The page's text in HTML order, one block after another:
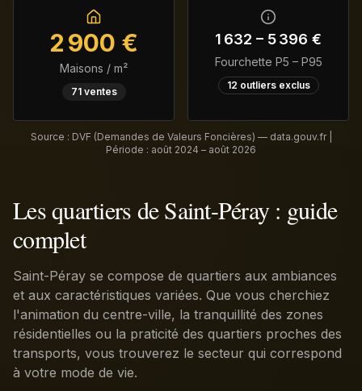
2 900 €
Maisons / m²
71ventes
1 632 – 5 396 €
Fourchette P5 – P95
12 outliers exclus
Source : DVF (Demandes de Valeurs Foncières) — data.gouv.fr |
Période : août 2024 – août 2026
Les quartiers de Saint-Péray : guide
complet
Saint-Péray se compose de quartiers aux ambiances
et aux caractéristiques variées. Que vous cherchiez
l'animation du centre-ville, la tranquillité des zones
résidentielles ou la praticité des quartiers proches des
transports, vous trouverez le secteur qui correspond
à votre mode de vie.